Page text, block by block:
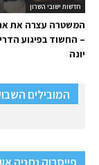
חדשות ישובי השרון
המשטרה עצרה את
– החשוד בפיגוע
יונה
המובילים